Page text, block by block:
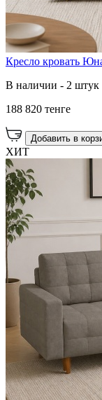
Кресло кровать
В наличии - 2 штук
188 820 тенге
Добавить в
ХИТ